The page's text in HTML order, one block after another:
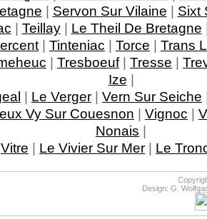
| Servon Sur Vilaine | Sixt
| Teillay| Le Theil De Bretagne
| Tinteniac | Torce | Trans
| Tresboeuf| Tresse |
Ize |
| Le Verger | Vern Sur Seiche
Vy Sur Couesnon | Vignoc |
Nonais |
Vitre | Le Vivier Sur Mer | Le
Design: G.